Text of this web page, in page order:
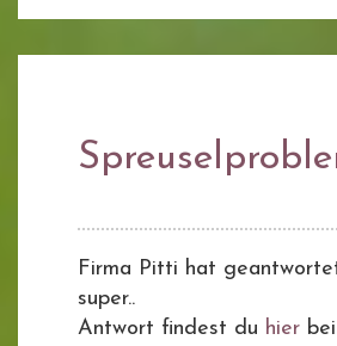
Firma Pitti hat
super..
Antwort findest du hier